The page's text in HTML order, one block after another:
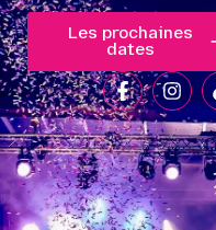
Les prochaines
dates